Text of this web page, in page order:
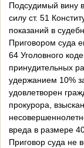
Подсудимый вину
силу ст. 51
показаний в
Приговором суда
64 Уголовного
принудительных
удержанием 10%
удовлетворен
прокурора,
вреда в размере
Приговор суда не